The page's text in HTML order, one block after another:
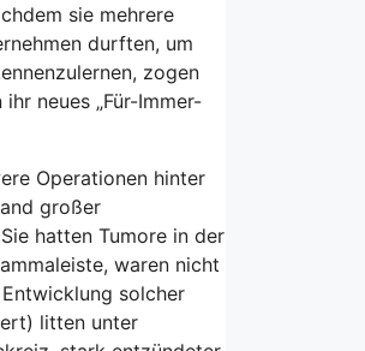
sie mehrere
durften, um
zogen
neues „Für-Immer-
Operationen hinter
großer
hatten Tumore in der
waren nicht
solcher
litten unter